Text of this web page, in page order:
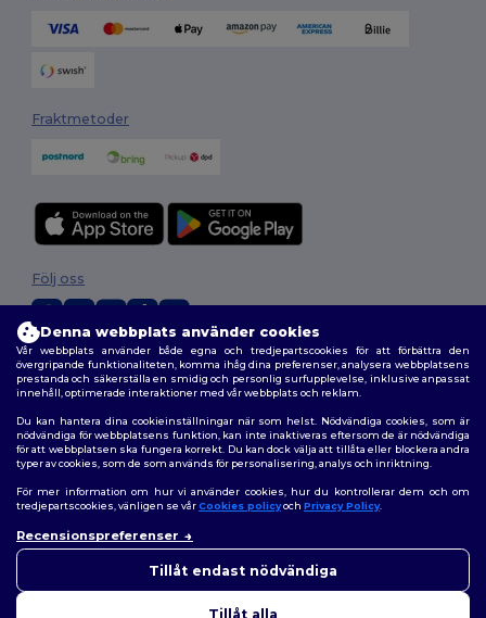
Fraktmetoder
2026. Alla rättigheter förbehållna
Allmänna Villkor|Anpassad policy |Integritetspolicy|Policy för cookies
| Karta över webbplatsen
Följ oss
Denna webbplats använder cookies
Vår webbplats använder både egna och tredjepartscookies för att förbättra den
övergripande funktionaliteten, komma ihåg dina preferenser, analysera webbplatsens
prestanda och säkerställa en smidig och personlig surfupplevelse, inklusive anpassat
innehåll, optimerade interaktioner med vår webbplats och reklam.
Du kan hantera dina cookieinställningar när som helst. Nödvändiga cookies, som är
nödvändiga för webbplatsens funktion, kan inte inaktiveras eftersom de är nödvändiga
för att webbplatsen ska fungera korrekt. Du kan dock välja att tillåta eller blockera andra
typer av cookies, som de som används för personalisering, analys och inriktning.
För mer information om hur vi använder cookies, hur du kontrollerar dem och om
tredjepartscookies, vänligen se vårCookies policyoch Privacy Policy.
Recensionspreferenser
Tillåt endast nödvändiga
Tillåt alla
funderingar kan du kontakta
finns här för som hjälp.